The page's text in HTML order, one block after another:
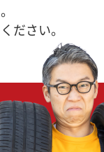
ださい。